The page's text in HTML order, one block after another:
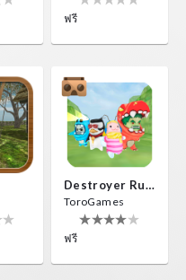
ฟรี
Destroyer Run VR
ToroGames
ฟรี